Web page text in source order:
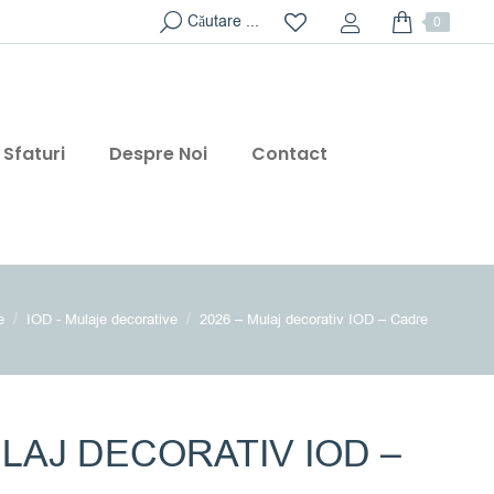
Search:Căutare ... 0
Sfaturi Despre Noi Contact
are here:
IOD - Mulaje decorative 2026 – Mulaj decorativ IOD – Cadre
DECORATIV IOD –